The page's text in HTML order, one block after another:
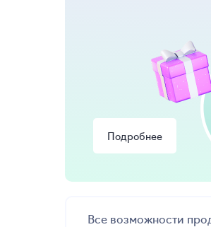
Подробнее
Все возможности